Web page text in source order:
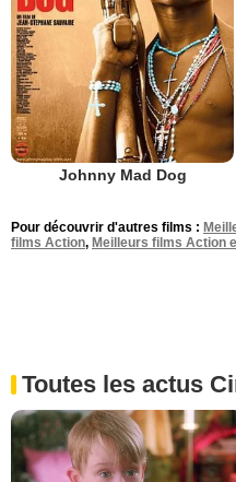
Johnny Mad Dog
Pour découvrir d'autres films :
films Action, Meilleurs films Action
Toutes les actus